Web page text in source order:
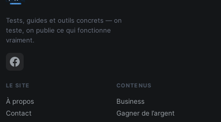
Tests, guides et outils concrets — on
teste, on publie ce qui fonctionne
vraiment.
LE SITE
À propos
Contact
CONTENUS
Business
Gagner de l’argent